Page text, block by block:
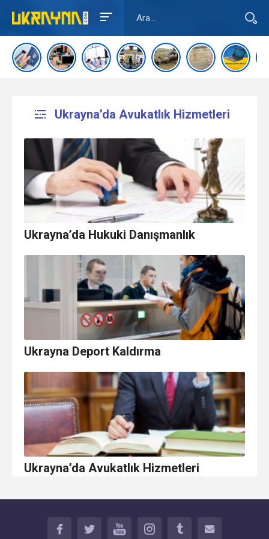
Ukrayna’da Avukatlık Hizmetleri
Ukrayna’da Hukuki Danışmanlık
Ukrayna Deport Kaldırma
Ukrayna’da Avukatlık Hizmetleri